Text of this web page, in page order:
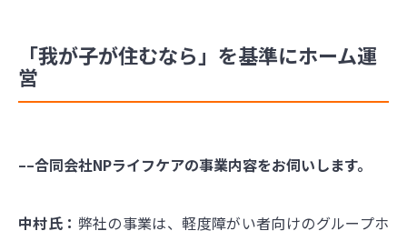
「我が子が住むなら」を基準にホーム運
営
––合同会社NPライフケアの事業内容をお伺いします。
中村氏： 弊社の事業は、軽度障がい者向けのグループホ